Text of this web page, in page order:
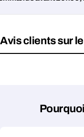
Avis clients sur